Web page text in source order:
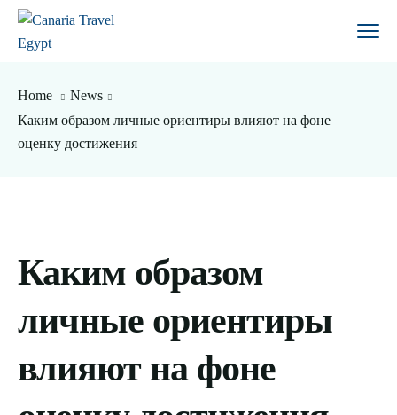
Home
News
Каким образом личные ориентиры влияют на фоне
оценку достижения
Каким образом
личные ориентиры
влияют на фоне